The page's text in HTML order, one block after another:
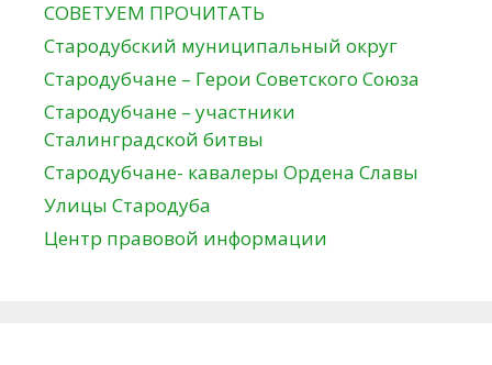
СОВЕТУЕМ ПРОЧИТАТЬ
Стародубский муниципальный округ
Стародубчане – Герои Советского Союза
Стародубчане – участники
Сталинградской битвы
Стародубчане- кавалеры Ордена Славы
Улицы Стародуба
Центр правовой информации